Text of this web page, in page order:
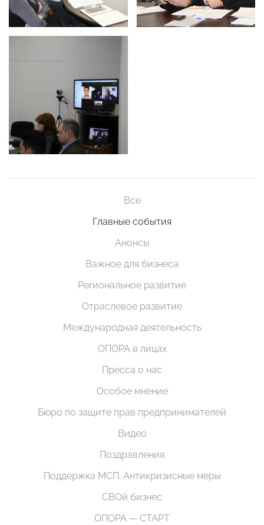
Все
Главные события
Анонсы
Важное для бизнеса
Региональное развитие
Отраслевое развитие
Международная деятельность
ОПОРА в лицах
Пресса о нас
Особое мнение
Бюро по защите прав предпринимателей
Видео
Поздравления
Поддержка МСП. Антикризисные меры
СВОй бизнес
ОПОРА — СТАРТ